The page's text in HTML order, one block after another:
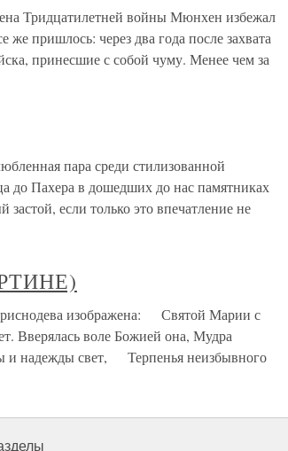
Тридцатилетней войны Мюнхен избежал
пришлось: через два года после захвата
принесшие с собой чуму. Менее чем за
пара среди стилизованной
до Пахера в дошедших до нас памятниках
если только это впечатление не
изображена: Святой Марии с
Вверялась воле Божией она, Мудра
надежды свет, Терпенья неизбывного